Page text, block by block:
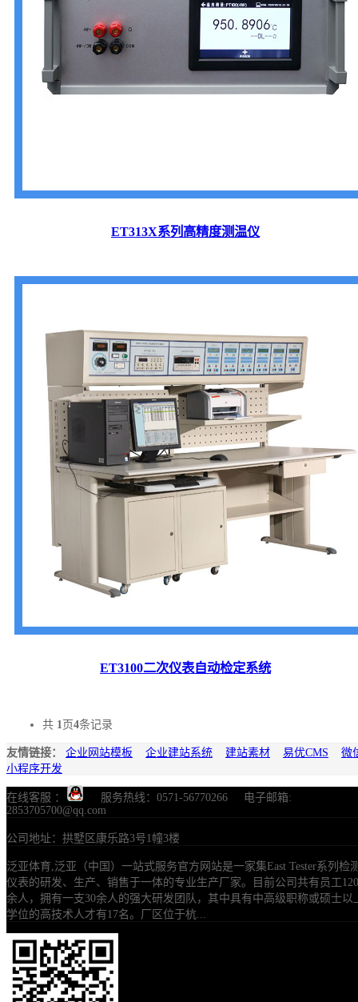
ET313X系列高精度测温仪
ET3100二次仪表自动检定系统
共 1 页4条记录
友情链接： 企业网站模板 企业建站系统 建站素材 易优CMS
微
小程序开发
在线客服 ：
服务热线：0571-56770266 电子邮箱:
2853705700@qq.com
公司地址：拱墅区康乐路3号1幢3楼
泛亚体育,泛亚（中国）一站式服务官方网站是一家集East Tester系列检
仪表的研发、生产、销售于一体的专业生产厂家。目前公司共有员工120
余人，拥有一支30余人的强大研发团队，其中具有中高级职称或硕士以
学位的高技术人才有17名。厂区位于杭...